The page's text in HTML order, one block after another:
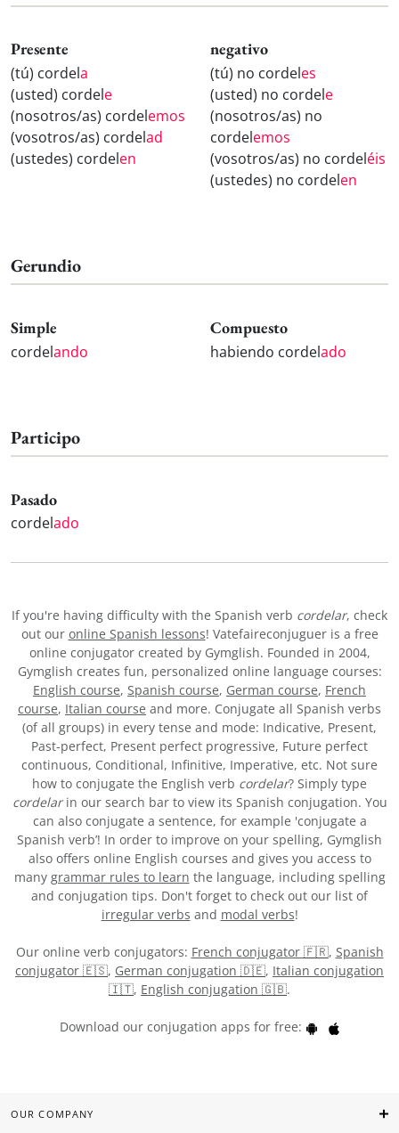
Presente
(tú) cordela
(usted) cordele
(nosotros/as) cordelemos
(vosotros/as) cordelad
(ustedes) cordelen
negativo
(tú) no cordeles
(usted) no cordele
(nosotros/as) no
cordelemos
(vosotros/as) no cordeléis
(ustedes) no cordelen
Gerundio
Simple
cordelando
Compuesto
habiendo cordelado
Participo
Pasado
cordelado
If you're having difficulty with the Spanish verb cordelar, check
out our online Spanish lessons! Vatefaireconjuguer is a free
online conjugator created by Gymglish. Founded in 2004,
Gymglish creates fun, personalized online language courses:
English course, Spanish course, German course, French
course, Italian course and more. Conjugate all Spanish verbs
(of all groups) in every tense and mode: Indicative, Present,
Past-perfect, Present perfect progressive, Future perfect
continuous, Conditional, Infinitive, Imperative, etc. Not sure
how to conjugate the English verb cordelar? Simply type
cordelarin our search bar to view its Spanish conjugation. You
can also conjugate a sentence, for example 'conjugate a
Spanish verb’! In order to improve on your spelling, Gymglish
also offers online English courses and gives you access to
many grammar rules to learn the language, including spelling
and conjugation tips. Don't forget to check out our list of
irregular verbs and modal verbs!
Our online verb conjugators: French conjugator 🇫🇷, Spanish
conjugator 🇪🇸, German conjugation 🇩🇪, Italian conjugation
🇮🇹, English conjugation 🇬🇧.
Download our conjugation apps for free:
OUR COMPANY